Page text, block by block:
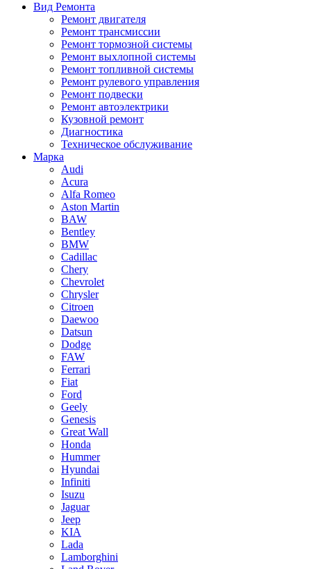
Вид Ремонта
Ремонт двигателя
Ремонт трансмиссии
Ремонт тормозной системы
Ремонт выхлопной системы
Ремонт топливной системы
Ремонт рулевого управления
Ремонт подвески
Ремонт автоэлектрики
Кузовной ремонт
Диагностика
Техническое обслуживание
Марка
Audi
Acura
Alfa Romeo
Aston Martin
BAW
Bentley
BMW
Cadillac
Chery
Chevrolet
Chrysler
Citroen
Daewoo
Datsun
Dodge
FAW
Ferrari
Fiat
Ford
Geely
Genesis
Great Wall
Honda
Hummer
Hyundai
Infiniti
Isuzu
Jaguar
Jeep
KIA
Lada
Lamborghini